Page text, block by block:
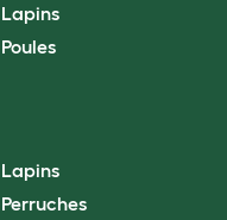
Lapins
Poules
Lapins
Perruches